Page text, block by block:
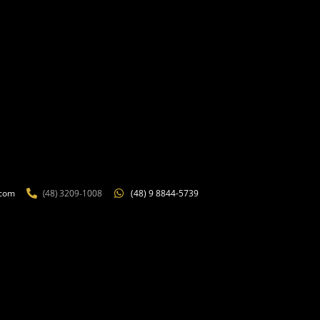
(48) 3209-1008 (48) 9 8844-5739